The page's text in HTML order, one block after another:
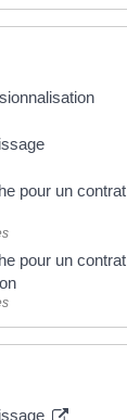
pour un contrat
pour un